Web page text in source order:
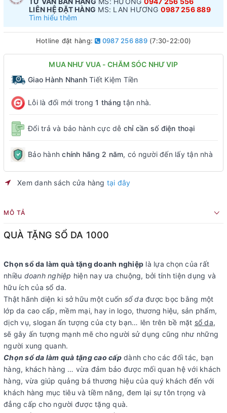
LIÊN HỆ ĐẶT HÀNG MS: LAN HƯƠNG 0987 256 889
Tìm hiểu thêm
Hotline đặt hàng: 0987 256 889(7:30-22:00)
MUA NHƯ VUA - CHĂM SÓC NHƯ VIP
Giao Hành NhanhTiết Kiệm Tiền
Lỗi là đổi mới trong1 tháng tận nhà.
Đổi trả và bảo hành cực dễ chỉ cần số điện thoại
Bảo hànhchính hãng 2 năm, có người đến lấy tận nhà
Xem danh sách cửa hàng tại đây
MÔ TẢ
QUÀ TẶNG SỔ DA 1000
Chọn sổ da làm quà tặng doanh nghiệp là lựa chọn của rất
nhiều doanh nghiệp hiện nay ưa chuộng, bởi tính tiện dụng và
hữu ích của sổ da.
Thật hãnh diện ki sở hữu một cuốn sổ da được bọc bằng một
lớp da cao cấp, mềm mại, hay in logo, thương hiệu, sản phẩm,
dịch vụ, slogan ấn tượng của cty bạn… lên trên bề mặt sổ da,
sẽ gây ấn tượng mạnh mẽ cho người sử dụng cũng như những
người xung quanh.
Chọn sổ da làm quà tặng cao cấpdành cho các đối tác, bạn
hàng, khách hàng … vừa đảm bảo được mối quan hệ với khách
hàng, vừa giúp quảng bá thương hiệu của quý khách đến với
khách hàng mục tiêu và tiềm năng, đem lại sự tôn trọng và
đẳng cấp cho người được tặng quà.